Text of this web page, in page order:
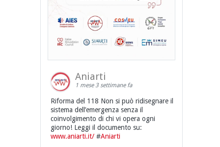
Aniarti
1 mese 3 settimane fa
Riforma del 118 Non si può ridisegnare il
sistema dell’emergenza senza il
coinvolgimento di chi vi opera ogni
giorno! Leggi il documento su:
www.aniarti.it/#Aniarti